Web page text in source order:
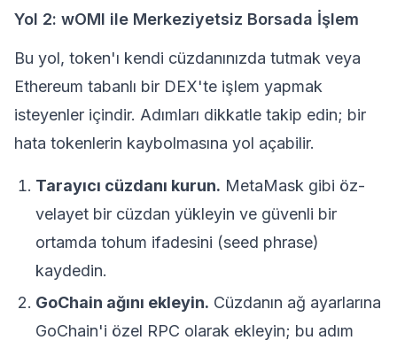
Yol 2: wOMI ile Merkeziyetsiz Borsada İşlem
Bu yol, token'ı kendi cüzdanınızda tutmak veya
Ethereum tabanlı bir DEX'te işlem yapmak
isteyenler içindir. Adımları dikkatle takip edin; bir
hata tokenlerin kaybolmasına yol açabilir.
Tarayıcı cüzdanı kurun. MetaMask gibi öz-
velayet bir cüzdan yükleyin ve güvenli bir
ortamda tohum ifadesini (seed phrase)
kaydedin.
GoChain ağını ekleyin. Cüzdanın ağ ayarlarına
GoChain'i özel RPC olarak ekleyin; bu adım